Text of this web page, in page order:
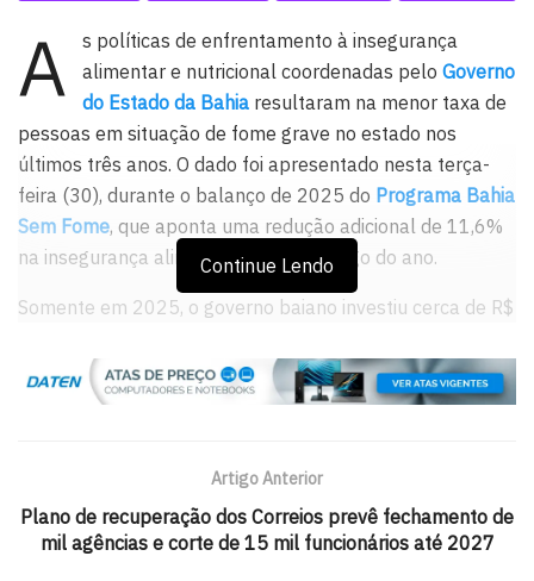
A
s políticas de enfrentamento à insegurança
alimentar e nutricional coordenadas pelo Governo
do Estado da Bahiaresultaram na menor taxa de
pessoas em situação de fome grave no estado nos
últimos três anos. O dado foi apresentado nesta terça-
feira (30), durante o balanço de 2025 do Programa Bahia
Sem Fome, que aponta uma redução adicional de 11,6%
na insegurança alimentar grave ao longo do ano.
Somente em 2025, o governo baiano investiu cerca de R$
implantação de cozinhas comunitárias, fortalecimento da
alimentação escolar e apoio a iniciativas municipais.
De acordo com o coordenador do programa,Tiago
Pereira, em 2023 a Bahia registrava cerca de 1,9 milhão
Continue Lendo
Artigo Anterior
Plano de recuperação dos Correios prevê fechamento de
mil agências e corte de 15 mil funcionários até 2027